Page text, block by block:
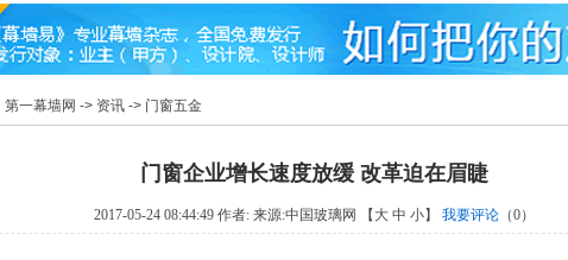
第一幕墙网 -> 资讯 -> 门窗五金
门窗企业增长速度放缓 改革迫在眉睫
2017-05-24 08:44:49 作者: 来源:中国玻璃网 【 大 中 小】 我要评论（0）